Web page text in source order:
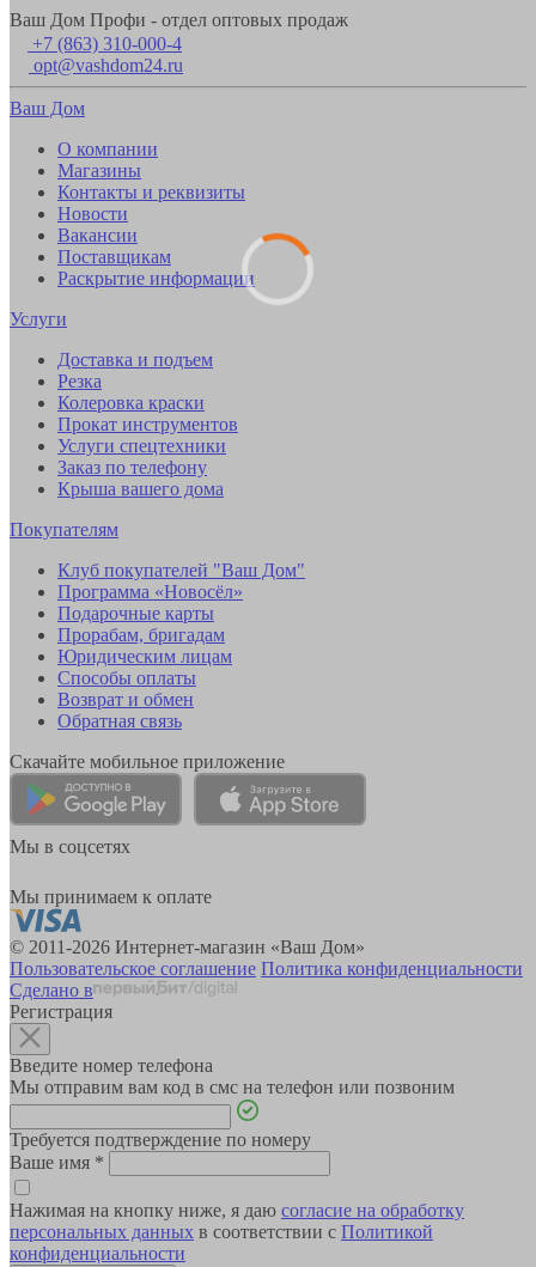
Ваш Дом Профи - отдел оптовых продаж
+7 (863) 310-000-4
opt@vashdom24.ru
Ваш Дом
О компании
Магазины
Контакты и реквизиты
Новости
Вакансии
Поставщикам
Раскрытие информации
Услуги
Доставка и подъем
Резка
Колеровка краски
Прокат инструментов
Услуги спецтехники
Заказ по телефону
Крыша вашего дома
Покупателям
Клуб покупателей "Ваш Дом"
Программа «Новосёл»
Подарочные карты
Прорабам, бригадам
Юридическим лицам
Способы оплаты
Возврат и обмен
Обратная связь
Скачайте мобильное приложение
Мы в соцсетях
Мы принимаем к оплате
© 2011-2026 Интернет-магазин «Ваш Дом»
Пользовательское соглашение Политика конфиденциальности
Сделано в
Регистрация
Введите номер телефона
Мы отправим вам код в смс на телефон или позвоним
Требуется подтверждение по номеру
Ваше имя *
Нажимая на кнопку ниже, я даю согласие на обработку
персональных данных в соответствии с Политикой
конфиденциальности